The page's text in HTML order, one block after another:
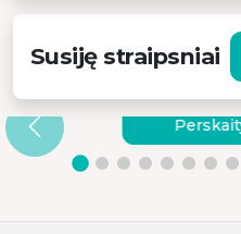
Susiję straipsniai
KODĖL VERTA
VIBRACINĮ